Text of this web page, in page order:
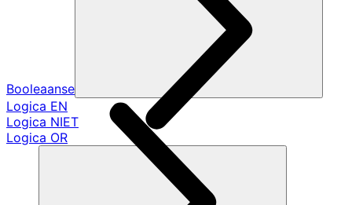
Booleaanse
Logica EN
Logica NIET
Logica OR